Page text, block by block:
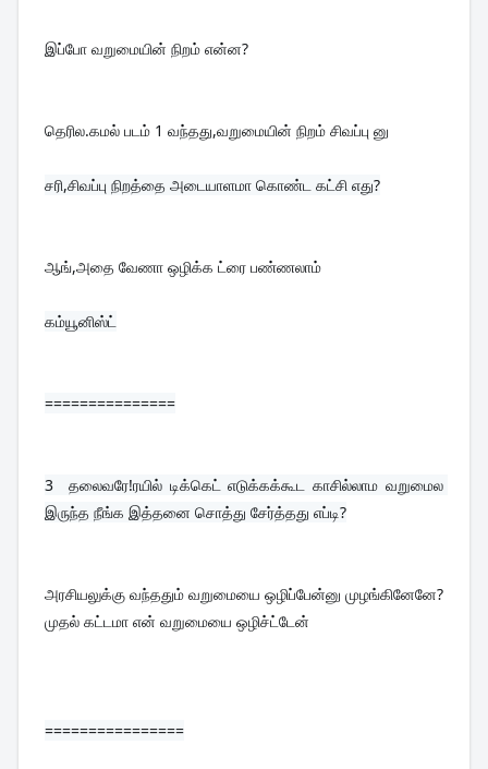
இப்போ வறுமையின் நிறம் என்ன?
தெரில.கமல் படம் 1 வந்தது,வறுமையின் நிறம் சிவப்பு னு
சரி,சிவப்பு நிறத்தை அடையாளமா கொண்ட கட்சி எது?
ஆங்,அதை வேணா ஒழிக்க ட்ரை பண்ணலாம்
கம்யூனிஸ்ட்
===============
3 தலைவரே!ரயில் டிக்கெட் எடுக்கக்கூட காசில்லாம வறுமைல
இருந்த நீங்க இத்தனை சொத்து சேர்த்தது எப்டி?
அரசியலுக்கு வந்ததும் வறுமையை ஒழிப்பேன்னு முழங்கினேனே?
முதல் கட்டமா என் வறுமையை ஒழிச்ட்டேன்
================